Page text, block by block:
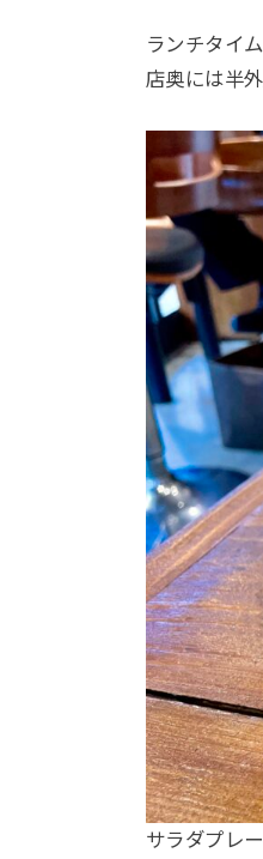
ランチタイ
店奥には半
サラダプレ